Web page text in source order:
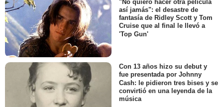
"No quiero hacer otra película
así jamás": el desastre de
fantasía de Ridley Scott y Tom
Cruise que al final le llevó a
'Top Gun'
Con 13 años hizo su debut y
fue presentada por Johnny
Cash: le pidieron tres bises y se
convirtió en una leyenda de la
música